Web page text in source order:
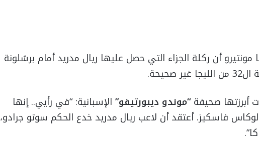
مونتيرو أن ركلة الجزاء التي حصل عليها ريال مدريد أمام برشلونة
أبرزتها صحيفة“موندو ديبورتيفو” الإسبانية: “في رأيي.. إنها
فاسكيز. أعتقد أن لاعب ريال مدريد خدع الحكم سوتو جرادو،